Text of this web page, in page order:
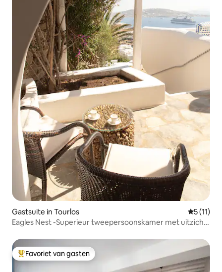
Gastsuite in Tourlos
5 (11)
Eagles Nest -Superieur tweepersoonskamer met uitzicht
Topfavoriet van gasten
Favoriet van gasten